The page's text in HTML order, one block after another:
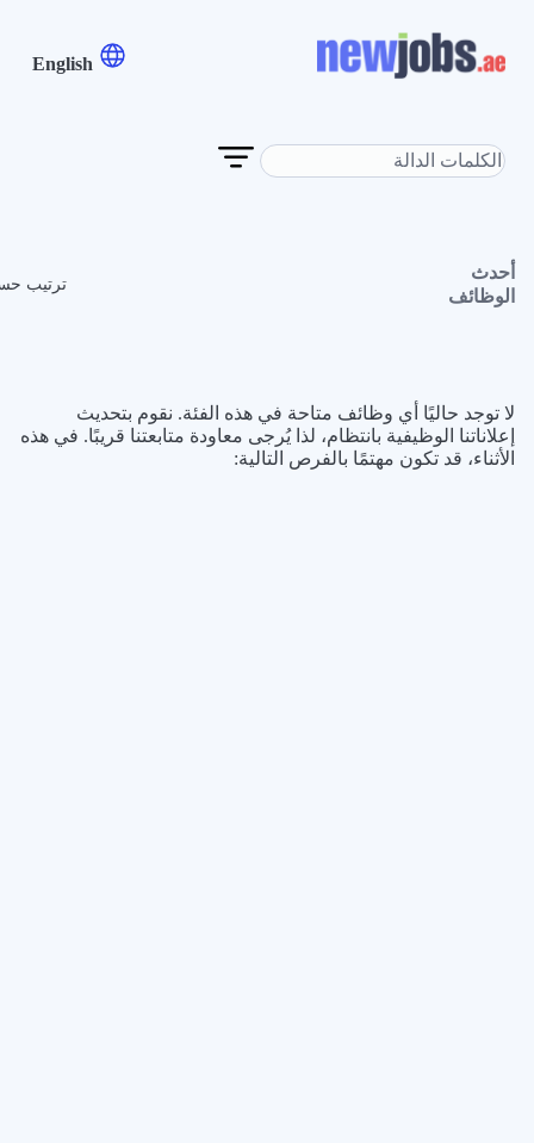
English
أحدث
الوظائف
ترتيب
لا توجد حاليًا أي وظائف متاحة في هذه الفئة. نقوم بتحديث
إعلاناتنا الوظيفية بانتظام، لذا يُرجى معاودة متابعتنا قريبًا. في هذه
الأثناء، قد تكون مهتمًا بالفرص التالية: